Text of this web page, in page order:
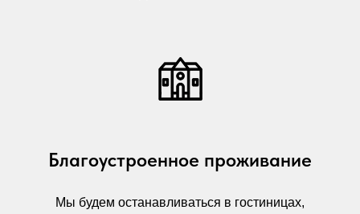
Благоустроенное проживание
Мы будем останавливаться в гостиницах,